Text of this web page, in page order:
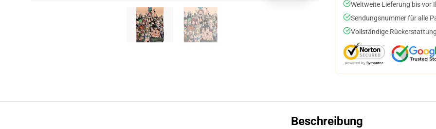
Weltweite Lieferung bis vor
Sendungsnummer für alle
Vollständige
Beschreibung